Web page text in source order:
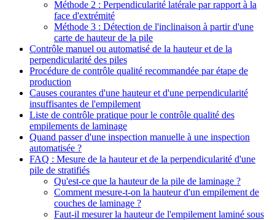
Méthode 2 : Perpendicularité latérale par rapport à la
face d'extrémité
Méthode 3 : Détection de l'inclinaison à partir d'une
carte de hauteur de la pile
Contrôle manuel ou automatisé de la hauteur et de la
perpendicularité des piles
Procédure de contrôle qualité recommandée par étape de
production
Causes courantes d'une hauteur et d'une perpendicularité
insuffisantes de l'empilement
Liste de contrôle pratique pour le contrôle qualité des
empilements de laminage
Quand passer d'une inspection manuelle à une inspection
automatisée ?
FAQ : Mesure de la hauteur et de la perpendicularité d'une
pile de stratifiés
Qu'est-ce que la hauteur de la pile de laminage ?
Comment mesure-t-on la hauteur d'un empilement de
couches de laminage ?
Faut-il mesurer la hauteur de l'empilement laminé sous